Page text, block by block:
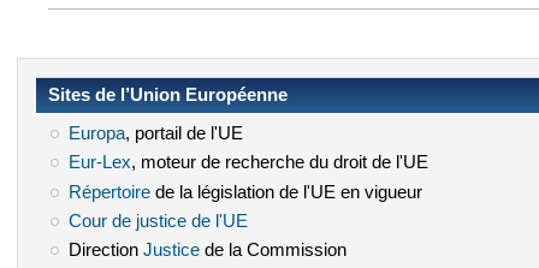
Sites de l’Union Européenne
Europa(le lien est externe)
, portail de l'UE
Eur-Lex(le lien est externe)
, moteur de recherche du droit de l'UE
Répertoire(le lien est externe)
de la législation de l'UE en vigueur
Cour de justice de l'UE
Direction Justice(le lien est externe)
de la Commission